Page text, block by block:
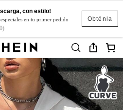
Obténla
con estilo!
en tu primer pedido